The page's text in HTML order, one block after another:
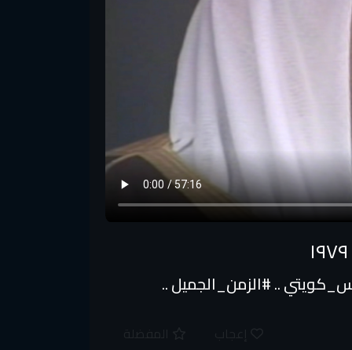
الثامنة لطلبة ضباط الشرطة - ١٩٧٩ #نايس_كويتي​ .. #الزمن_الجميل​ ..